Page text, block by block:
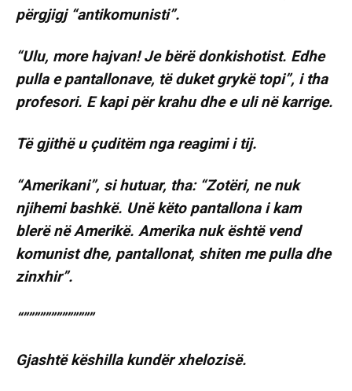
përgjigj “antikomunisti”.
“Ulu, more hajvan! Je bërë donkishotist. Edhe
pulla e pantallonave, të duket grykë topi”, i tha
profesori. E kapi për krahu dhe e uli në karrige.
Të gjithë u çuditëm nga reagimi i tij.
“Amerikani”, si hutuar, tha: “Zotëri, ne nuk
njihemi bashkë. Unë këto pantallona i kam
blerë në Amerikë. Amerika nuk është vend
komunist dhe, pantallonat, shiten me pulla dhe
zinxhir”.
“”””””””””””””
Gjashtë këshilla kundër xhelozisë.